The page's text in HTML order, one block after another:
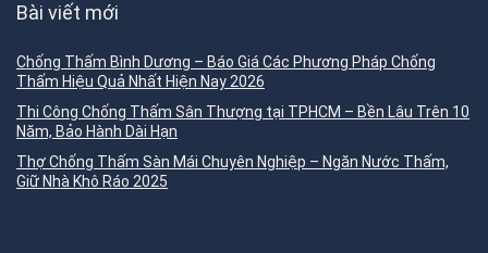
Bài viết mới
Chống Thấm Bình Dương – Báo Giá Các Phương Pháp Chống
Thấm Hiệu Quả Nhất Hiện Nay 2026
Thi Công Chống Thấm Sân Thượng tại TPHCM – Bền Lâu Trên 10
Năm, Bảo Hành Dài Hạn
Thợ Chống Thấm Sàn Mái Chuyên Nghiệp – Ngăn Nước Thấm,
Giữ Nhà Khô Ráo 2025